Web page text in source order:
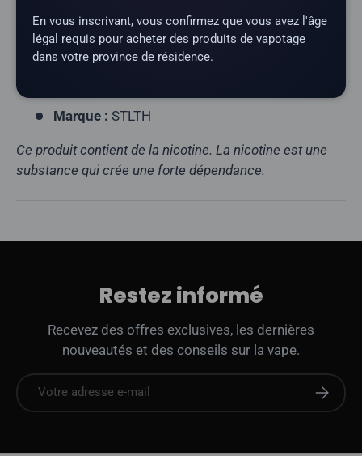
Teneur en nicotine :
20 mg/ml
Profil aromatique : tabac cubain
Appareils compatibles :
Marque : STLTH
Ce produit contient de la nicotine. La nicotine est une
substance qui crée une forte dépendance.
Restez informé
Recevez des offres exclusives, les dernières
nouveautés et des conseils sur la vape.
E-mail
En vous inscrivant, vous confirmez que vous avez l'âge
légal requis pour acheter des produits de vapotage
dans votre province de résidence.